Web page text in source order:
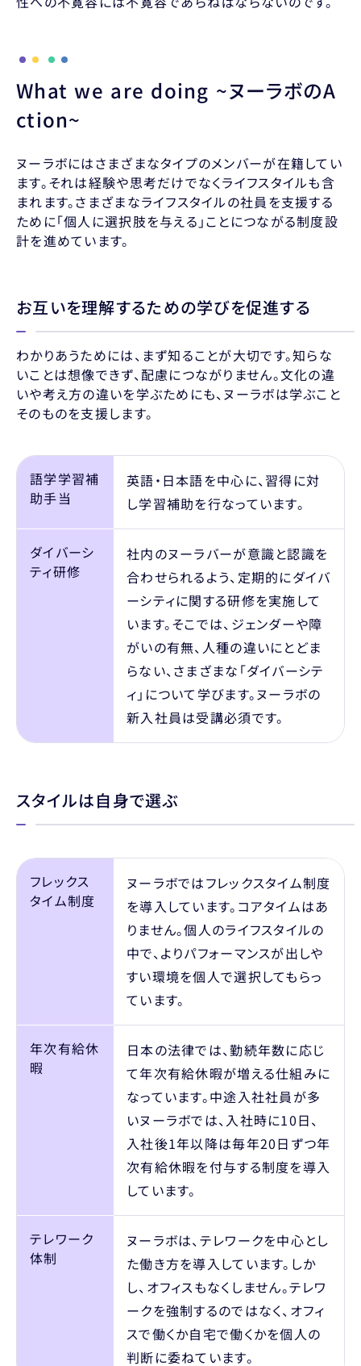
What we are doing ~ヌーラボのA
ction~
ヌーラボにはさまざまなタイプのメンバーが在籍してい
ます。それは経験や思考だけでなくライフスタイルも含
まれます。さまざまなライフスタイルの社員を支援する
ために「個人に選択肢を与える」ことにつながる制度設
計を進めています。
お互いを理解するための学びを促進する
わかりあうためには、まず知ることが大切です。知らな
いことは想像できず、配慮につながりません。文化の違
いや考え方の違いを学ぶためにも、ヌーラボは学ぶこと
そのものを支援します。
語学学習補
助手当
英語・日本語を中心に、習得に対
し学習補助を行なっています。
ダイバーシ
ティ研修
社内のヌーラバーが意識と認識を
合わせられるよう、定期的にダイバ
ーシティに関する研修を実施して
います。そこでは、ジェンダーや障
がいの有無、人種の違いにとどま
らない、さまざまな「ダイバーシテ
ィ」について学びます。ヌーラボの
新入社員は受講必須です。
スタイルは自身で選ぶ
フレックス
タイム制度
ヌーラボではフレックスタイム制度
を導入しています。コアタイムはあ
りません。個人のライフスタイルの
中で、よりパフォーマンスが出しや
すい環境を個人で選択してもらっ
ています。
年次有給休
暇
日本の法律では、勤続年数に応じ
て年次有給休暇が増える仕組みに
なっています。中途入社社員が多
いヌーラボでは、入社時に10日、
入社後1年以降は毎年20日ずつ年
次有給休暇を付与する制度を導入
しています。
テレワーク
体制
ヌーラボは、テレワークを中心とし
た働き方を導入しています。しか
し、オフィスもなくしません。テレワ
ークを強制するのではなく、オフィ
スで働くか自宅で働くかを個人の
判断に委ねています。